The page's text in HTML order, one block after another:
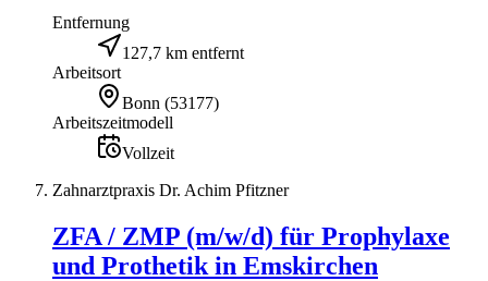
Entfernung
127,7 km entfernt
Arbeitsort
Bonn (53177)
Arbeitszeitmodell
Vollzeit
Zahnarztpraxis Dr. Achim Pfitzner
ZFA / ZMP (m/w/d) für Prophylaxe
und Prothetik in Emskirchen